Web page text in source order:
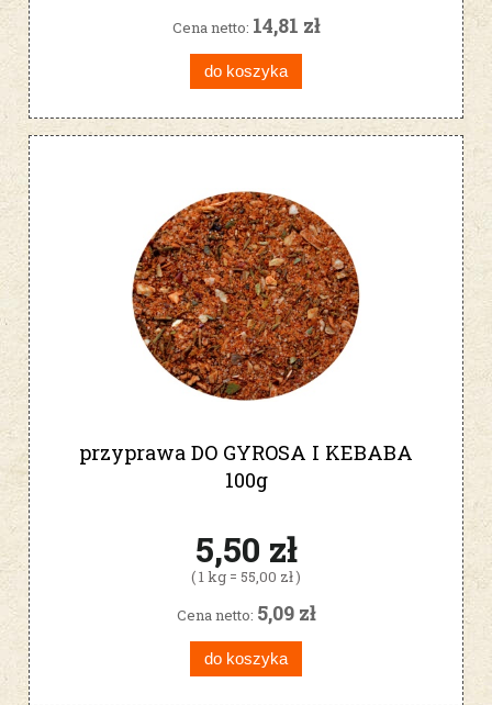
Cena netto: 14,81 zł
do koszyka
przyprawa DO GYROSA I KEBABA
100g
5,50 zł
( 1 kg = 55,00 zł )
Cena netto: 5,09 zł
do koszyka